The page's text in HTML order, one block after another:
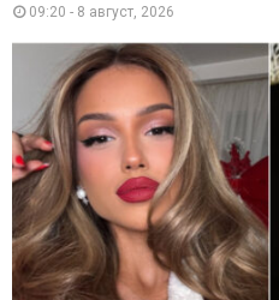
09:20 - 8 август, 2026